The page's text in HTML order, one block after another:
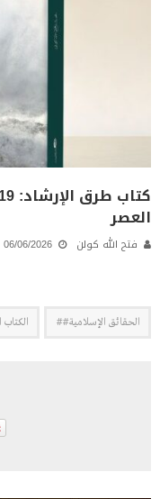
العصر
فتح الله كولن 06/06/2026
الحقائق الإسلامية##